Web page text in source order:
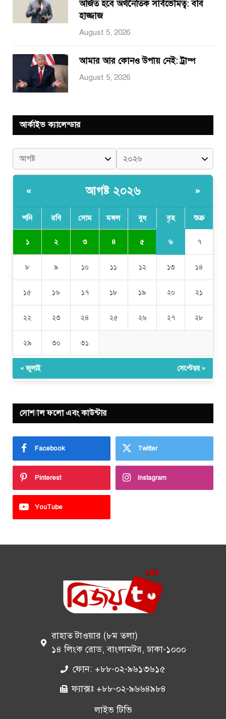
অর্জিত হবে অর্থনৈতিক সার্বভৌমত্ব: ববি
হাজ্জাজ
August 5, 2026
আমার আর কোনও উপায় নেই: ট্রাম্প
August 5, 2026
আর্কাইভ ক্যালেন্ডার
« আগষ্ট ২০২৬ »
শনি রবি সোম মঙ্গল বুধ বৃহ শুক্র
১ ২ ৩ ৪ ৫ ৬ ৭
৮ ৯ ১০ ১১ ১২ ১৩ ১৪
১৫ ১৬ ১৭ ১৮ ১৯ ২০ ২১
২২ ২৩ ২৪ ২৫ ২৬ ২৭ ২৮
২৯ ৩০ ৩১
« জুলাই সেপ্টেম্বর »
সোশ্যাল ফলো এবং কাউন্টার
Facebook Twitter
Pinterest Instagram
YouTube
রাহাত টাওয়ার (৮ম তলা)
১৪ লিংক রোড, বাংলামটর, ঢাকা-১০০০
ফোন: +৮৮-০২-৯৬১৩৬১৫
ফ্যাক্সঃ +৮৮-০২-৯৬৬৪৯৮৪
লাইভ টিভি